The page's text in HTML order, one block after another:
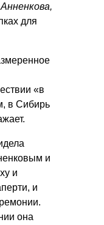
для
«в
в Сибирь
и
и
и
она